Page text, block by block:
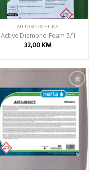
AUTOKOZMETIKA
Active Diamond Foam 5/1
32,00KM
Add to
wishlist